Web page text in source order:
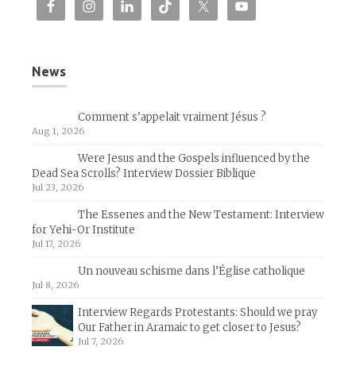
News
Comment s’appelait vraiment Jésus ?
Aug 1, 2026
Were Jesus and the Gospels influenced by the
Dead Sea Scrolls? Interview Dossier Biblique
Jul 23, 2026
The Essenes and the New Testament: Interview
for Yehi-Or Institute
Jul 17, 2026
Un nouveau schisme dans l’Église catholique
Jul 8, 2026
Interview Regards Protestants: Should we pray
Our Father in Aramaic to get closer to Jesus?
Jul 7, 2026